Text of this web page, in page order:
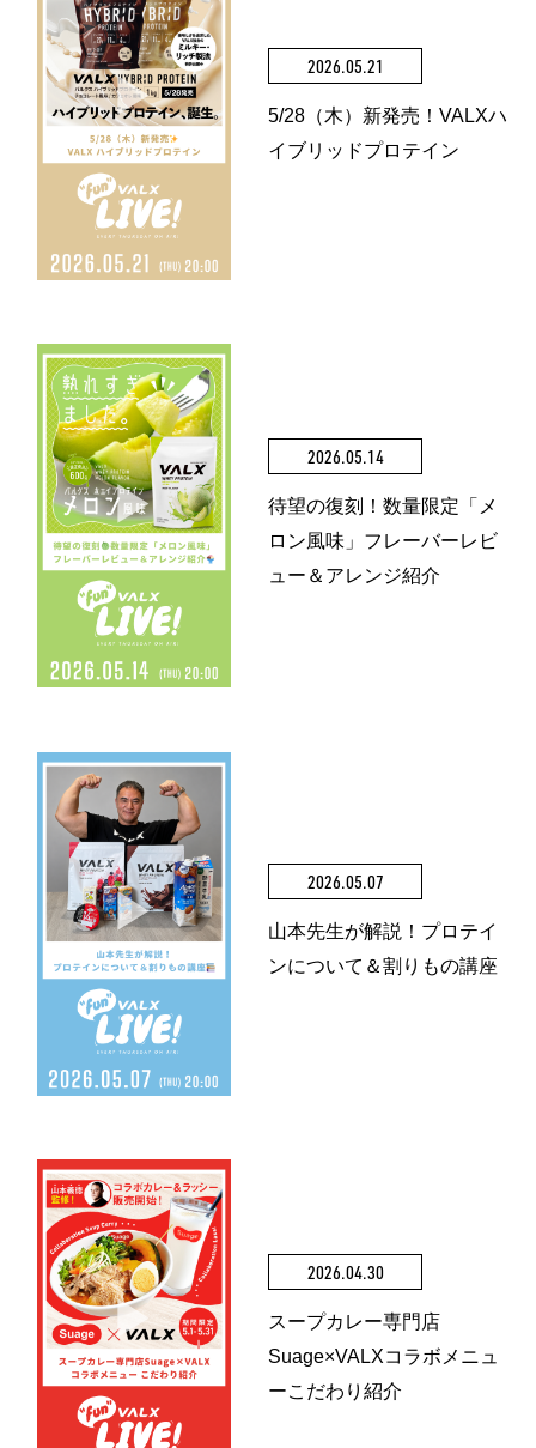
2026.05.21
5/28（木）新発売！VALXハ
イブリッドプロテイン
2026.05.14
待望の復刻！数量限定「メ
ロン風味」フレーバーレビ
ュー＆アレンジ紹介
2026.05.07
山本先生が解説！プロテイ
ンについて＆割りもの講座
2026.04.30
スープカレー専門店
Suage×VALXコラボメニュ
ーこだわり紹介